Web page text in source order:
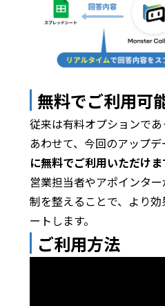
無料でご利用可
従来は有料オプションで
あわせて、今回のアップデ
に無料でご利用いただけま
営業担当者やアポインタ
制を整えることで、より
ートします。
ご利用方法